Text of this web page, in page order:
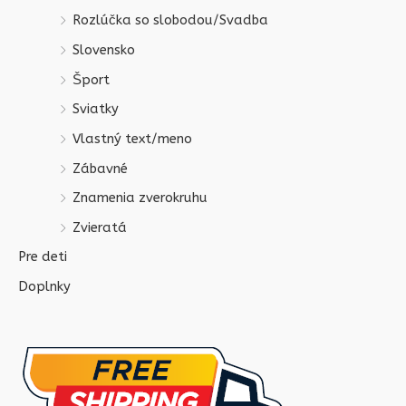
Rozlúčka so slobodou/Svadba
Slovensko
Šport
Sviatky
Vlastný text/meno
Zábavné
Znamenia zverokruhu
Zvieratá
Pre deti
Doplnky